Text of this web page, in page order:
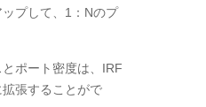
プして、1：Nのプ
ポート密度は、IRF
張することがで